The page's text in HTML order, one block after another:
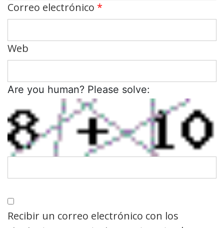
Correo electrónico *
Web
Are you human? Please solve:
Recibir un correo electrónico con los